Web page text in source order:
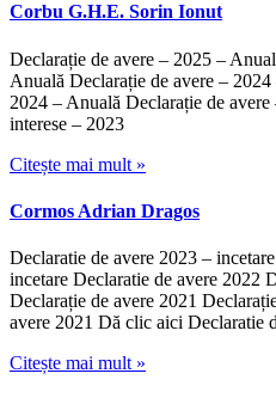
Corbu G.H.E. Sorin Ionut
Declarație de avere – 2025 –
Anuală Declarație de avere –
2024 – Anuală Declarație de
interese – 2023
Citește mai mult »
Cormos Adrian Dragos
Declaratie de avere 2023 –
incetare Declaratie de avere 2022
Declarație de avere 2021
avere 2021 Dă clic aici Declaratie
Citește mai mult »